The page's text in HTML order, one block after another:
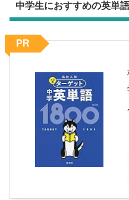
中学生におすすめの英単
PR